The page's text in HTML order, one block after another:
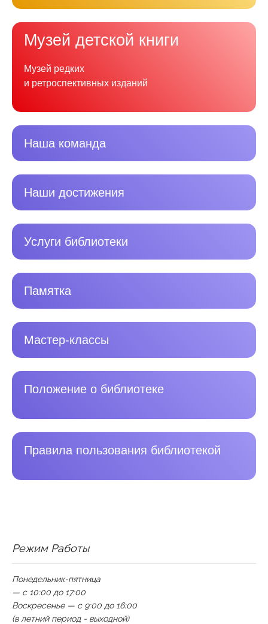
Музей детской книги
Музей редких
и ретроспективных изданий
Наша команда
Наши достижения
Услуги библиотеки
Памятка
Мастер-классы
Положение о библиотеке
Правила пользования библиотекой
Режим Работы
Понедельник-пятница
— с 10:00 до 17:00
Воскресенье — с 9:00 до 16:00
(в летний период - выходной)